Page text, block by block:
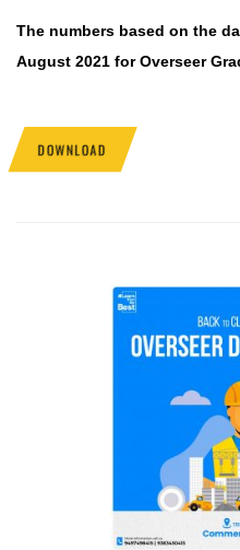
The numbers based on the
August 2021 for Overseer
DOWNLOAD